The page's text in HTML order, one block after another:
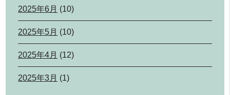
2025年6月 (10)
2025年5月 (10)
2025年4月 (12)
2025年3月 (1)